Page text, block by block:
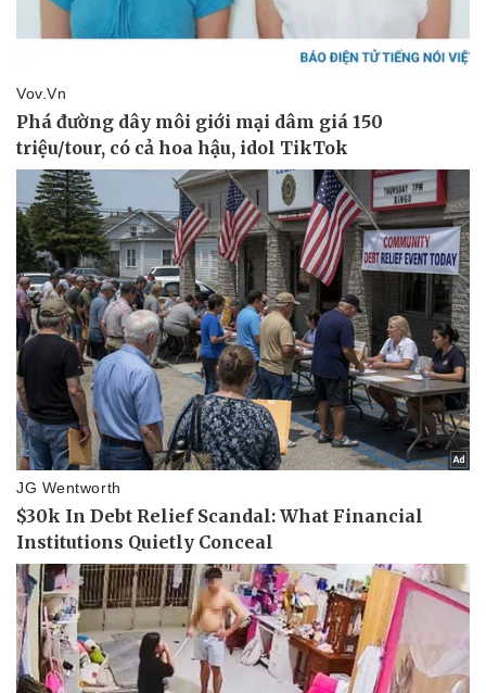
Cây thuốc
Sản phụ khoa
Làm đẹp - giảm cân
Phòng mạch online
Ăn sạch sống khỏe
Blog
Tình yêu - Gia đình